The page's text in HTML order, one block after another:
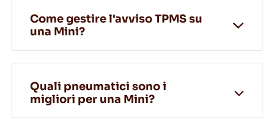
Come gestire l'avviso TPMS su
una Mini?
Quali pneumatici sono i
migliori per una Mini?